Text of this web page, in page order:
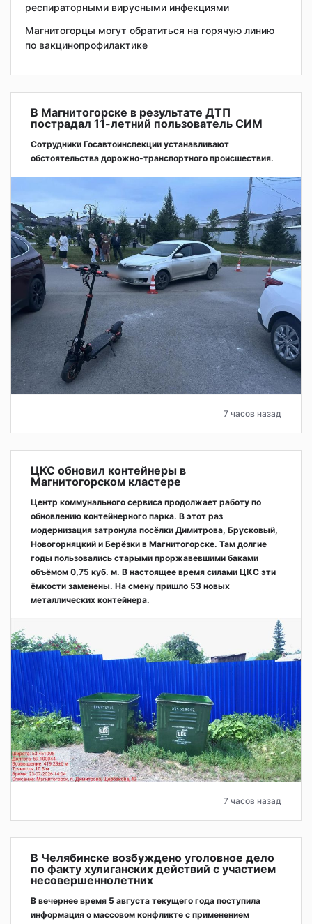
респираторными вирусными инфекциями
Магнитогорцы могут обратиться на горячую линию
по вакцинопрофилактике
В Магнитогорске в результате ДТП
пострадал 11-летний пользователь СИМ
Сотрудники Госавтоинспекции устанавливают
обстоятельства дорожно-транспортного происшествия.
7 часов назад
ЦКС обновил контейнеры в
Магнитогорском кластере
Центр коммунального сервиса продолжает работу по
обновлению контейнерного парка. В этот раз
модернизация затронула посёлки Димитрова, Брусковый,
Новогорняцкий и Берёзки в Магнитогорске. Там долгие
годы пользовались старыми проржавевшими баками
объёмом 0,75 куб. м. В настоящее время силами ЦКС эти
ёмкости заменены. На смену пришло 53 новых
металлических контейнера.
7 часов назад
В Челябинске возбуждено уголовное дело
по факту хулиганских действий с участием
несовершеннолетних
В вечернее время 5 августа текущего года поступила
информация о массовом конфликте с применением